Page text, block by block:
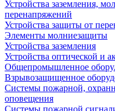
Устройства заземления,
перенапряжений
Устройства защиты от
Элементы молниезащиты
Устройства заземления
Устройства оптической и
Общепромышленное
Взрывозащищенное
Системы пожарной,
оповещения
Системы пожарной